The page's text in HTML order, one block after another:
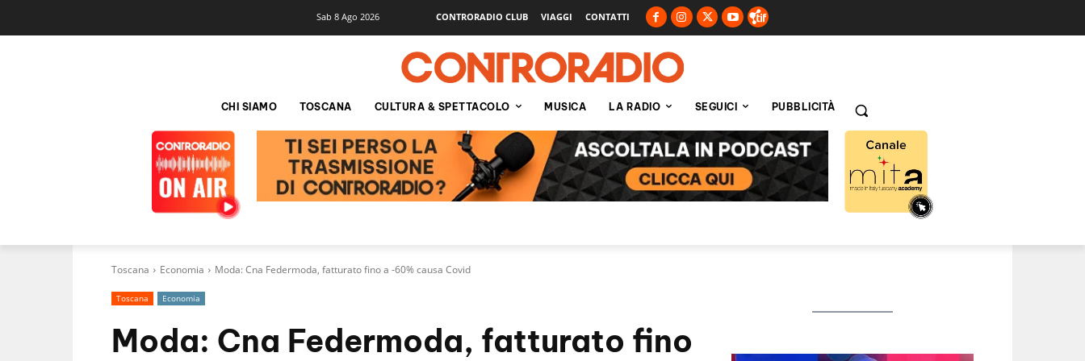
Sab 8 Ago 2026 CONTRORADIO CLUB VIAGGI CONTATTI
CHI SIAMO TOSCANA CULTURA & SPETTACOLO MUSICA LA RADIO SEGUICI PUBBLICITÀ
Toscana Economia Moda: Cna Federmoda, fatturato fino a -60% causa Covid
Toscana Economia
Moda: Cna Federmoda, fatturato fino